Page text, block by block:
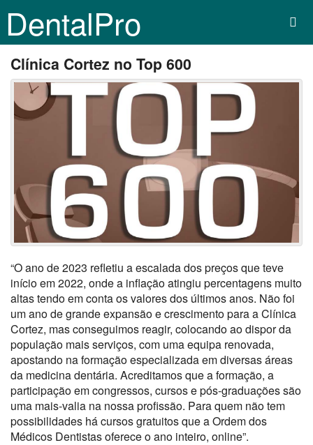
DentalPro
Clínica Cortez no Top 600
“O ano de 2023 refletiu a escalada dos preços que teve
início em 2022, onde a inflação atingiu percentagens muito
altas tendo em conta os valores dos últimos anos. Não foi
um ano de grande expansão e crescimento para a Clínica
Cortez, mas conseguimos reagir, colocando ao dispor da
população mais serviços, com uma equipa renovada,
apostando na formação especializada em diversas áreas
da medicina dentária. Acreditamos que a formação, a
participação em congressos, cursos e pós-graduações são
uma mais-valia na nossa profissão. Para quem não tem
possibilidades há cursos gratuitos que a Ordem dos
Médicos Dentistas oferece o ano inteiro, online”.